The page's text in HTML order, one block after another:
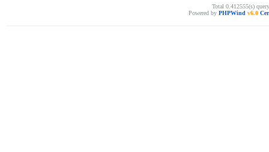
Total 0.412555(s)
Powered by PHPWind v6.0